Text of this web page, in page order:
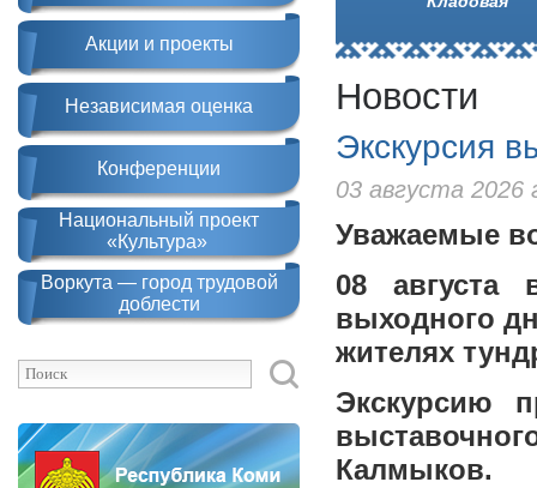
Новости
Экскурсия
03 августа 2026
Уважаемые
08 августа
выходного
жителях
Экскурсию
Калмыков.
Акции и проекты
Независимая оценка
Конференции
Национальный проект
«Культура»
Воркута — город трудовой
доблести